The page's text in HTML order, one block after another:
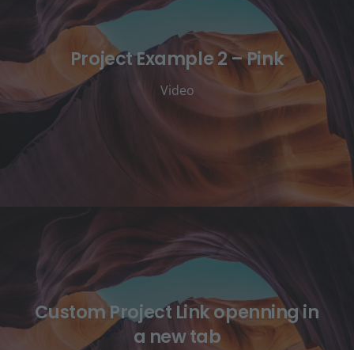
Project Example 2 – Pink
Video
Custom Project Link openning in
a new tab